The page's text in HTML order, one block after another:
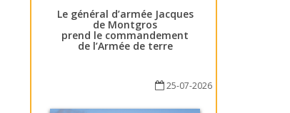
Le général d’armée Jacques
de Montgros
prend le commandement
de l’Armée de terre
25-07-2026